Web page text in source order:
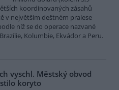
koordinovaných zásahů
v největším deštném pralese
níž se do operace nazvané
Kolumbie, Ekvádor a Peru.
vyschl. Městský obvod
koryto